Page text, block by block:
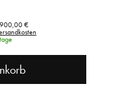
900,00 €